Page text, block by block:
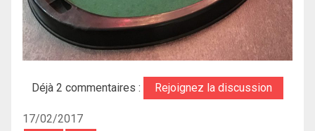
Déjà 2 commentaires : Rejoignez la discussion
17/02/2017